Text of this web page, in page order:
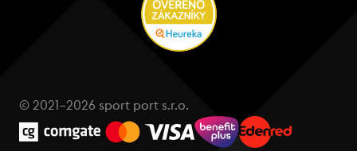
© 2021–2026 sport port s.r.o.